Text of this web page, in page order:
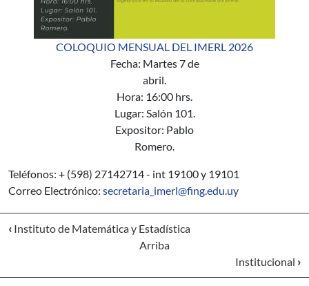
COLOQUIO MENSUAL DEL IMERL 2026
Fecha: Martes 7 de
abril.
Hora: 16:00 hrs.
Lugar: Salón 101.
Expositor: Pablo
Romero.
Teléfonos: + (598) 27142714 - int 19100 y 19101
Correo Electrónico: secretaria_imerl@fing.edu.uy
‹ Instituto de Matemática y Estadística
Arriba
Institucional ›